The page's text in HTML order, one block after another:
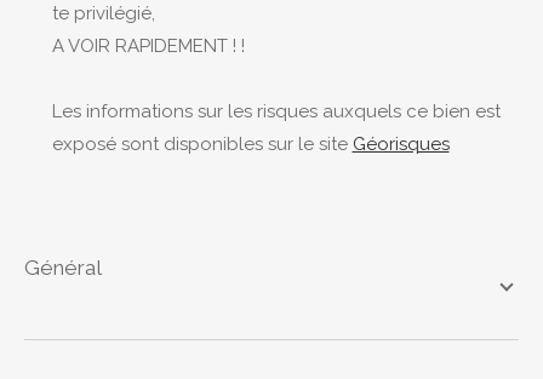
te privilégié,
A VOIR RAPIDEMENT ! !
Les informations sur les risques auxquels ce bien est
exposé sont disponibles sur le site Géorisques
général